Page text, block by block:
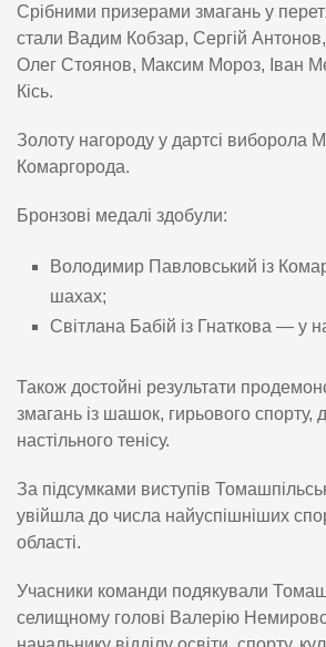
Срібними призерами змагань у
стали Вадим Кобзар, Сергій Антонов,
Олег Стоянов, Максим Мороз, Іван
Кісь.
Золоту нагороду у дартсі виборола
Комаргорода.
Бронзові медалі здобули:
Володимир Павловський із
шахах;
Світлана Бабій із Гнаткова — у
Також достойні результати
змагань із шашок, гирьового спорту,
настільного тенісу.
За підсумками виступів
увійшла до числа найуспішніших
області.
Учасники команди подякували
селищному голові Валерію